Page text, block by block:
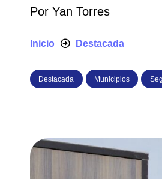
Por Yan Torres
Inicio Destacada
Destacada Municipios